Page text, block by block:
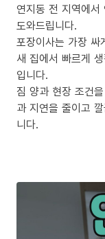
연지동 전 지역에
도와드립니다.
포장이사는 가장 싸
새 집에서 빠르게
입니다.
짐 양과 현장 조건
과 지연을 줄이고
니다.